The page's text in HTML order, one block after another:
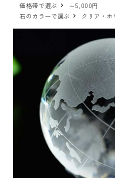
価格帯で選ぶ
～5,000円
石のカラーで選ぶ
クリア・